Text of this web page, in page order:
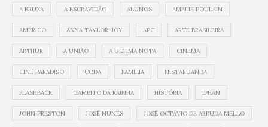
A BRUXA A ESCRAVIDÃO ALUNOS AMELIE POULAIN
AMÉRICO ANYA TAYLOR-JOY APC ARTE BRASILEIRA
ARTHUR A UNIÃO A ÚLTIMA NOTA CINEMA
CINE PARADISO CODA FAMÍLIA FESTARUANDA
FLASHBACK GAMBITO DA RAINHA HISTÓRIA IPHAN
JOHN PRESTON JOSÉ NUNES JOSÉ OCTÁVIO DE ARRUDA MELLO